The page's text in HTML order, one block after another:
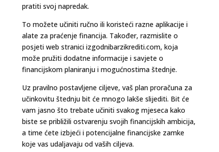
pratiti svoj napredak.
To možete učiniti ručno ili koristeći razne aplikacije i
alate za praćenje financija. Također, razmislite o
posjeti web stranici izgodnibarzikrediti.com, koja
može pružiti dodatne informacije i savjete o
financijskom planiranju i mogućnostima štednje.
Uz pravilno postavljene ciljeve, vaš plan proračuna za
učinkovitu štednju bit će mnogo lakše slijediti. Bit će
vam jasno što trebate učiniti svakog mjeseca kako
biste se približili ostvarenju svojih financijskih ambicija,
a time ćete izbjeći i potencijalne financijske zamke
koje vas udaljavaju od vaših ciljeva.